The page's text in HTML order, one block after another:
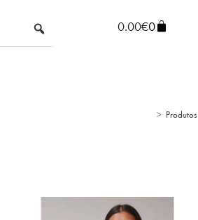
0.00€0
> Produtos